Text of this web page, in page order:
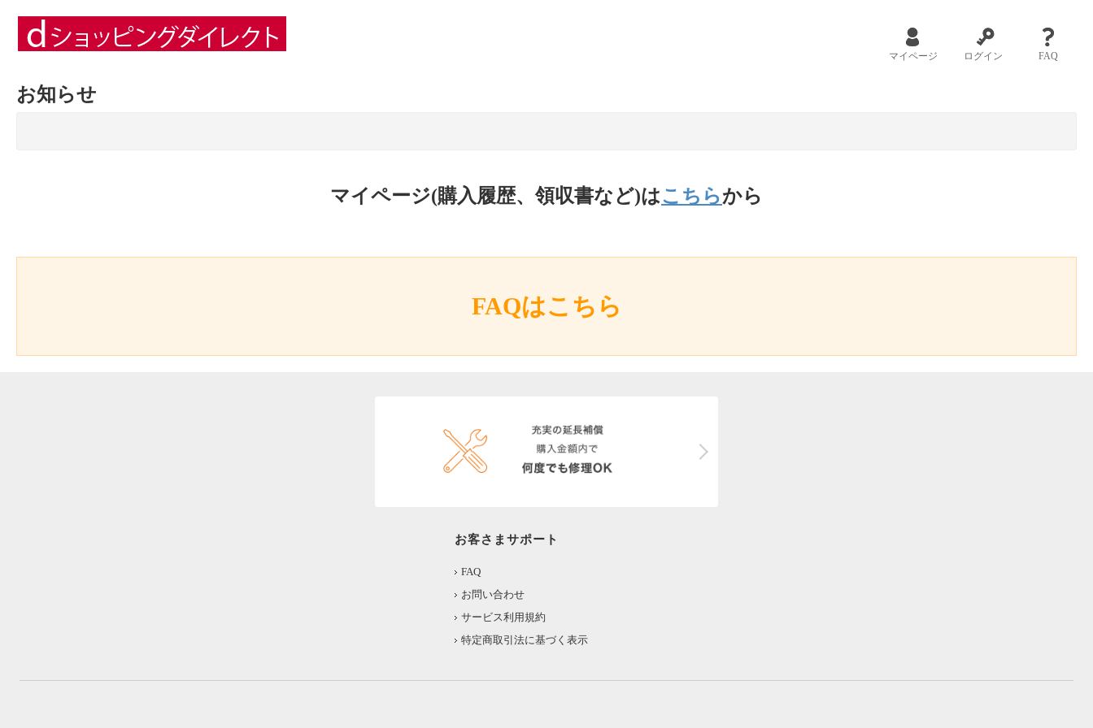
マイページ ログイン FAQ
お知らせ
マイページ(購入履歴、領収書など)はこちらから
FAQはこちら
お客さまサポート
FAQ
お問い合わせ
サービス利用規約
特定商取引法に基づく表示